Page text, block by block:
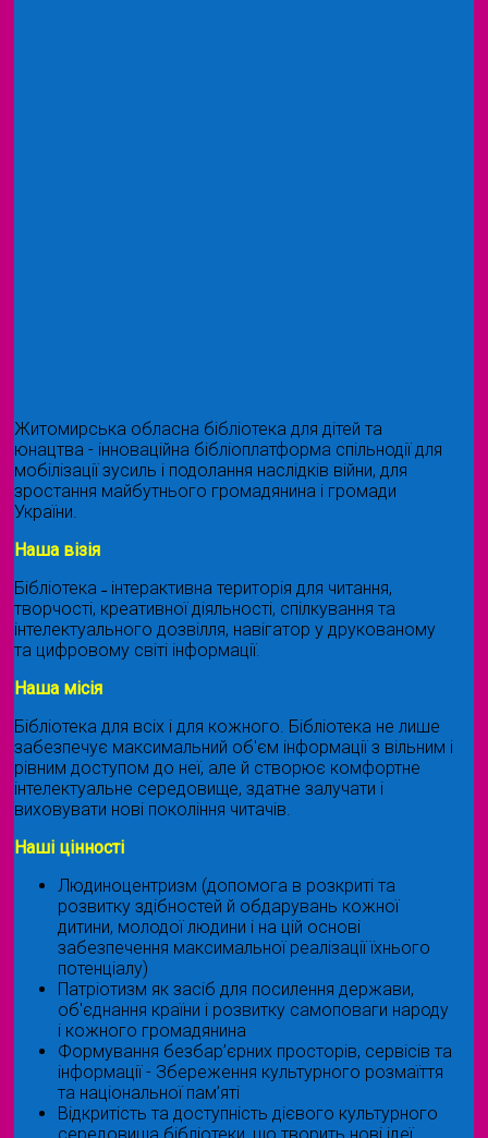
Житомирська обласна бібліотека для дітей та
юнацтва - інноваційна бібліоплатформа спільнодії для
мобілізації зусиль і подолання наслідків війни, для
зростання майбутнього громадянина і громади
України.
Наша візія
Бібліотека ˗ інтерактивна територія для читання,
творчості, креативної діяльності, спілкування та
інтелектуального дозвілля, навігатор у друкованому
та цифровому світі інформації.
Наша місія
Бібліотека для всіх і для кожного. Бібліотека не лише
забезпечує максимальний об'єм інформації з вільним і
рівним доступом до неї, але й створює комфортне
інтелектуальне середовище, здатне залучати і
виховувати нові покоління читачів.
Наші цінності
Людиноцентризм (допомога в розкриті та
розвитку здібностей й обдарувань кожної
дитини, молодої людини і на цій основі
забезпечення максимальної реалізації їхнього
потенціалу)
Патріотизм як засіб для посилення держави,
об'єднання країни і розвитку самоповаги народу
і кожного громадянина
Формування безбар’єрних просторів, сервісів та
інформації - Збереження культурного розмаїття
та національної пам’яті
Відкритість та доступність дієвого культурного